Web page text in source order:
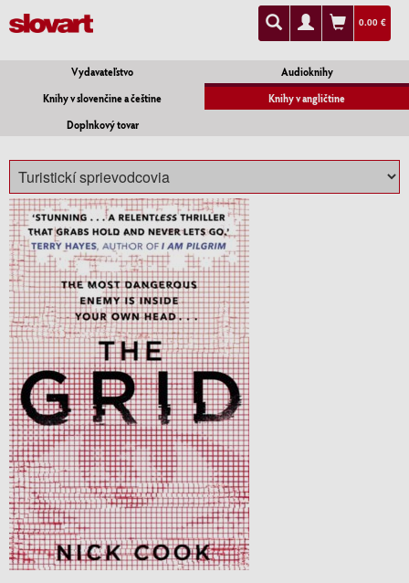
0.00 €
Vydavateľstvo
Audioknihy
Knihy v slovenčine a češtine
Knihy v angličtine
Doplnkový tovar